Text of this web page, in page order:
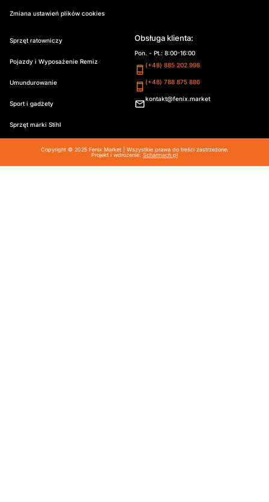
Zmiana ustawień plików cookies
Sprzęt ratowniczy
Pojazdy i Wyposażenie Remiz
Umundurowanie
Sport i gadżety
Sprzęt marki Stihl
Obsługa klienta:
Pon. - Pt.: 8:00-16:00
(+48) 885 202 998
(+48) 788 875 886
kontakt@fenix.market
Copyright © 2025 Fenix Market | Wszystkie prawa do treści zastrzeżone.
Projekt i wdrożenie: Scharmach.pl